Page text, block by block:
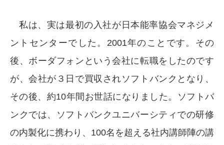
私は、実は最初の入社が日本能率協会マネジメ
ントセンターでした。2001年のことです。その
後、ボーダフォンという会社に転職をしたのです
が、会社が３日で買収されソフトバンクとなり、
その後、約10年間お世話になりました。ソフトバ
ンクでは、ソフトバンクユニバーシティでの研修
の内製化に携わり、100名を超える社内講師陣の講